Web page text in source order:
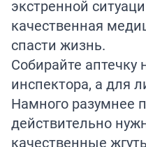
экстренной
качественная
спасти жизнь.
Собирайте аптечку
инспектора, а для
Намного разумнее
действительно
качественные